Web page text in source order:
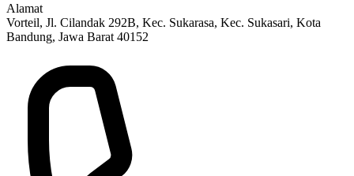
Alamat
Vorteil, Jl. Cilandak 292B, Kec. Sukarasa, Kec. Sukasari, Kota
Bandung, Jawa Barat 40152